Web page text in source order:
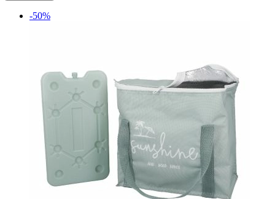
-50%